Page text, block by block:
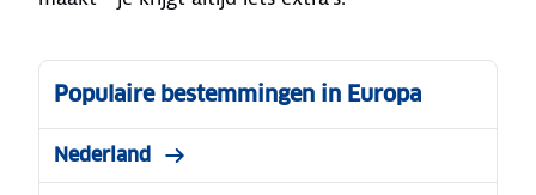
Populaire bestemmingen in Europa
Nederland